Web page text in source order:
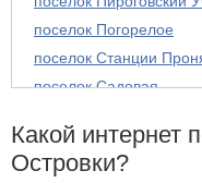
поселок Погорелое
поселок Станции
поселок Садовая
поселок Старый Кудом
поселок Студенец
Какой интернет
Островки?